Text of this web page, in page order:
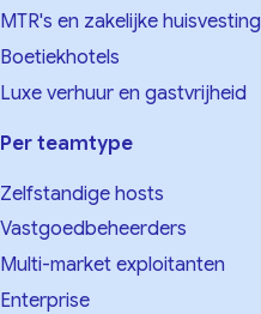
MTR's en zakelijke huisvesting
Boetiekhotels
Luxe verhuur en gastvrijheid
Per teamtype
Zelfstandige hosts
Vastgoedbeheerders
Multi-market exploitanten
Enterprise